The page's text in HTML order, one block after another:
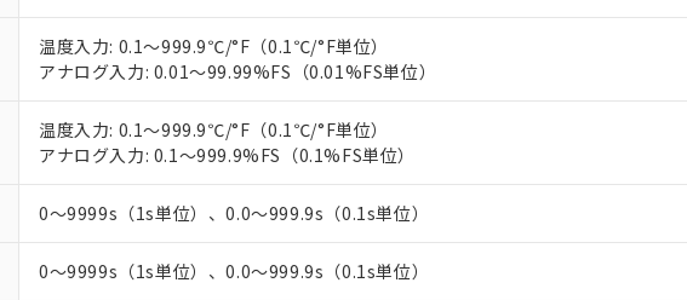
温度入力: 0.1～999.9℃/°F（0.1℃/°F単位）
アナログ入力: 0.01～99.99%FS（0.01%FS単位）
温度入力: 0.1～999.9℃/°F（0.1℃/°F単位）
アナログ入力: 0.1～999.9%FS（0.1%FS単位）
0～9999s（1s単位）、0.0～999.9s（0.1s単位）
0～9999s（1s単位）、0.0～999.9s（0.1s単位）
い。
正式な納期状況および標準価格はお客様のお取引先、またはお客様担当のオムロ
当社販売員にご相談ください。
オムロン制御機器販売店や当社販売拠点は「
在庫状況および標準価格結果を当社の事前の承諾なく第三者に漏洩または開示し
す。
マイパーツ機能（部品リスト作成サービス）をご利用いただくには、I-Webメンバ
が、当社の製品・サービスに関するお客様との取引・商談に必要な範囲で利用す
但し、RoHS指令で産業用監視および制御機器に対する適用除外項目は除く。
フタル酸エステル類の４物質については閾値を超える意図的な使用がないことを確認しています。
※2 対応予定月
部品在庫の切り替え状況などにより、予定月が前後することがあります。
※3 非含有証明書ダウンロード
DBP(フタル酸ジブチル) : 1000ppm、 DIBP(フタル酸ジイソブチル) : 1000ppm、 BBP(フタル酸ブチルベンジル)
DEHP(フタル酸ビス(2-エチルヘキシル)) : 1000ppm
※2 環境保護使用期限
「ｅ」：有害物質（10物質）のすべてが基準値以下であることを示します。
「10」：通常の使用状況下において有害物質が外部に漏えいし、環境に深刻な影響を及
味します。
「－」：未確認です。当社販売部門へお問い合わせください。
当社は貴社製品を、核兵器、ミサイル、化学兵器、生物兵器またはその他武器並
置等に一切使用いたしません。
当社は、貴社製品を第三者に販売する場合は、上記1、2および3の内容を当該第三
また当社は、販売先および販売に係わる関係者が違法に輸出するおそれがある場
たしません。
一定数以上の在庫あり
△ 一定数には満たないが在庫あり
在庫なし(最新の在庫状況については、お客様のお取引先、またはお客様担当
機器販売店・当社販売員にご確認ください)
空
受注生産機種、また在庫状況の情報を公開していない機種